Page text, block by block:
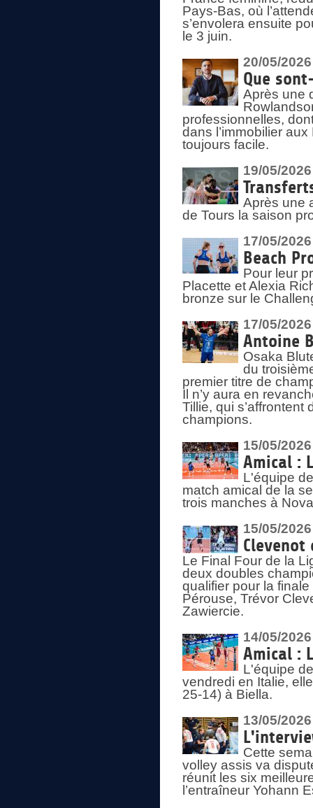
Pays-Bas, où
s’envolera ensuite
le 3 juin.
20/05/2026
Que
Après une
professionnelles,
dans l’immobilier
toujours facile.
19/05/2026
Après une
de Tours la saison
17/05/2026
Beach
Pour leur
Placette et Alexia
bronze sur le
17/05/2026
Antoine
Osaka
du
premier titre de
Il n’y aura en
Tillie, qui
champions.
15/05/2026
Amical :
L'équipe
match amical de la
trois manches à
15/05/2026
Le Final Four de la
deux doubles
qualifier pour la
Pérouse, Trévor
Zawiercie.
14/05/2026
Amical :
L'équipe
vendredi en Italie,
25-14) à Biella.
13/05/2026
Cette
volley assis va
réunit les six
l’entraîneur Yohann